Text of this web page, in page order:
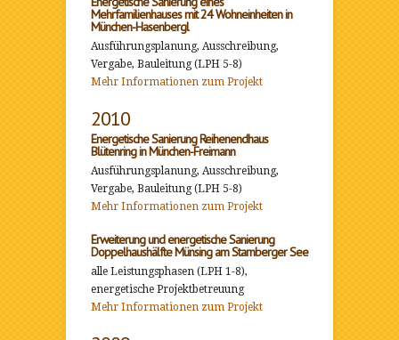
Mehrfamilienhauses mit 24 Wohneinheiten in
München-Hasenbergl
Ausführungsplanung, Ausschreibung,
Vergabe, Bauleitung (LPH 5-8)
Mehr Informationen zum Projekt
2010
Energetische Sanierung Reihenendhaus
Blütenring in München-Freimann
Ausführungsplanung, Ausschreibung,
Vergabe, Bauleitung (LPH 5-8)
Mehr Informationen zum Projekt
Erweiterung und energetische Sanierung
Doppelhaushälfte Münsing am Starnberger See
alle Leistungsphasen (LPH 1-8),
energetische Projektbetreuung
Mehr Informationen zum Projekt